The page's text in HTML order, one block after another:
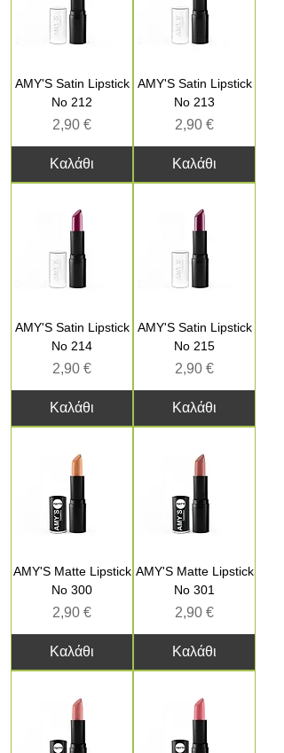
AMY'S Satin Lipstick
No 212
Τιμή
2,90 €
Καλάθι
AMY'S Satin Lipstick
No 213
Τιμή
2,90 €
Καλάθι
AMY'S Satin Lipstick
No 214
Τιμή
2,90 €
Καλάθι
AMY'S Satin Lipstick
No 215
Τιμή
2,90 €
Καλάθι
AMY'S Matte Lipstick
No 300
Τιμή
2,90 €
Καλάθι
AMY'S Matte Lipstick
No 301
Τιμή
2,90 €
Καλάθι